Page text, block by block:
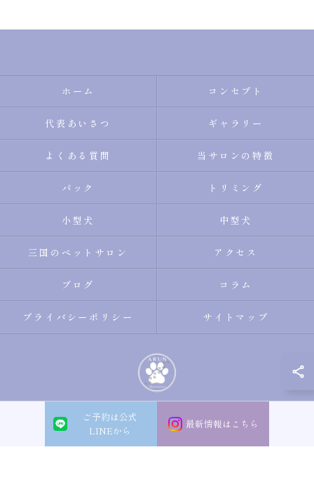
ご予約は公式
LINEから
最新情報はこちら
ホーム コンセプト
代表あいさつ ギャラリー
よくある質問 当サロンの特徴
パック トリミング
小型犬 中型犬
三国のペットサロン アクセス
ブログ コラム
プライバシーポリシー サイトマップ
© 2026 大阪市淀川区のトリミングサロン・ペットサロンならDogsalon ARUN
ALL RIGHTS RESERVED.